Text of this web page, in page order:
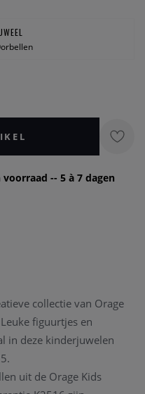
-- 5 à 7 dagen
collectie van Orage
figuurtjes en
in deze kinderjuwelen
uit de Orage Kids